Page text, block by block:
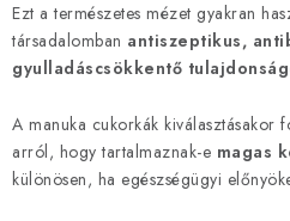
r
á
n
y
í
t
Ezt a természetes mézet gyakran
társadalomban antiszeptikus,
gyulladáscsökkentő
A manuka cukorkák kiválasztásakor
arról, hogy tartalmaznak-e magas
különösen, ha egészségügyi